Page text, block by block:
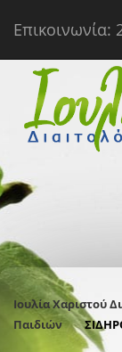
Επικοινωνία:
Ιουλία Χαριστού
Παιδιών